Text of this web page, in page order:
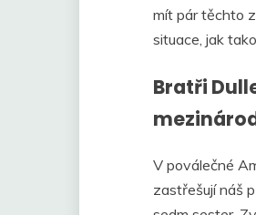
mít pár těchto
situace, jak
Bratři
V poválečné
zastřešují náš